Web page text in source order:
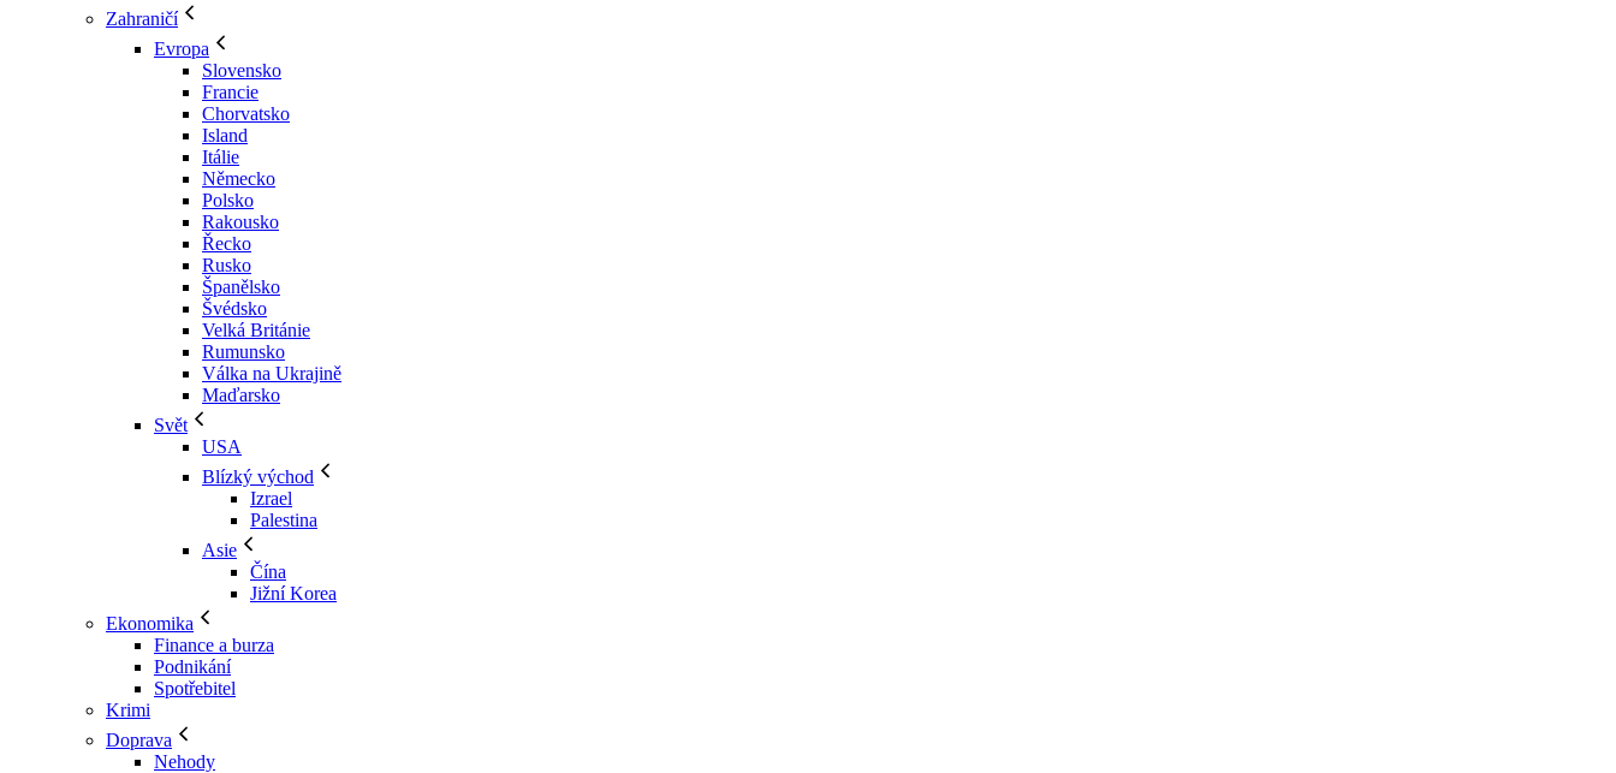
Zahraničí
Evropa
Slovensko
Francie
Chorvatsko
Island
Itálie
Německo
Polsko
Rakousko
Řecko
Rusko
Španělsko
Švédsko
Velká Británie
Rumunsko
Válka na Ukrajině
Maďarsko
Svět
USA
Blízký východ
Izrael
Palestina
Asie
Čína
Jižní Korea
Ekonomika
Finance a burza
Podnikání
Spotřebitel
Krimi
Doprava
Nehody